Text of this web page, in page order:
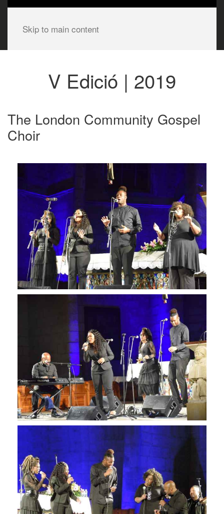
Skip to main content
V Edició | 2019
The London Community Gospel
Choir